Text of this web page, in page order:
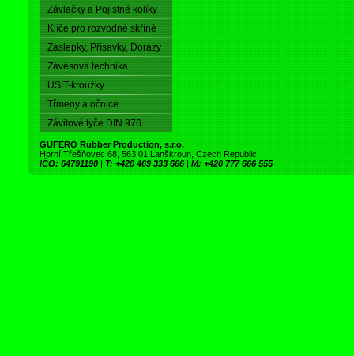
Závlačky a Pojistné kolíky
Klíče pro rozvodné skříně
Záslepky, Přísavky, Dorazy
Závěsová technika
USIT-kroužky
Třmeny a očnice
Závitové tyče DIN 976
GUFERO Rubber Production, s.r.o.
Horní Třešňovec 68, 563 01 Lanškroun, Czech Republic
IČO: 64791190 | T: +420 469 333 666 | M: +420 777 666 555